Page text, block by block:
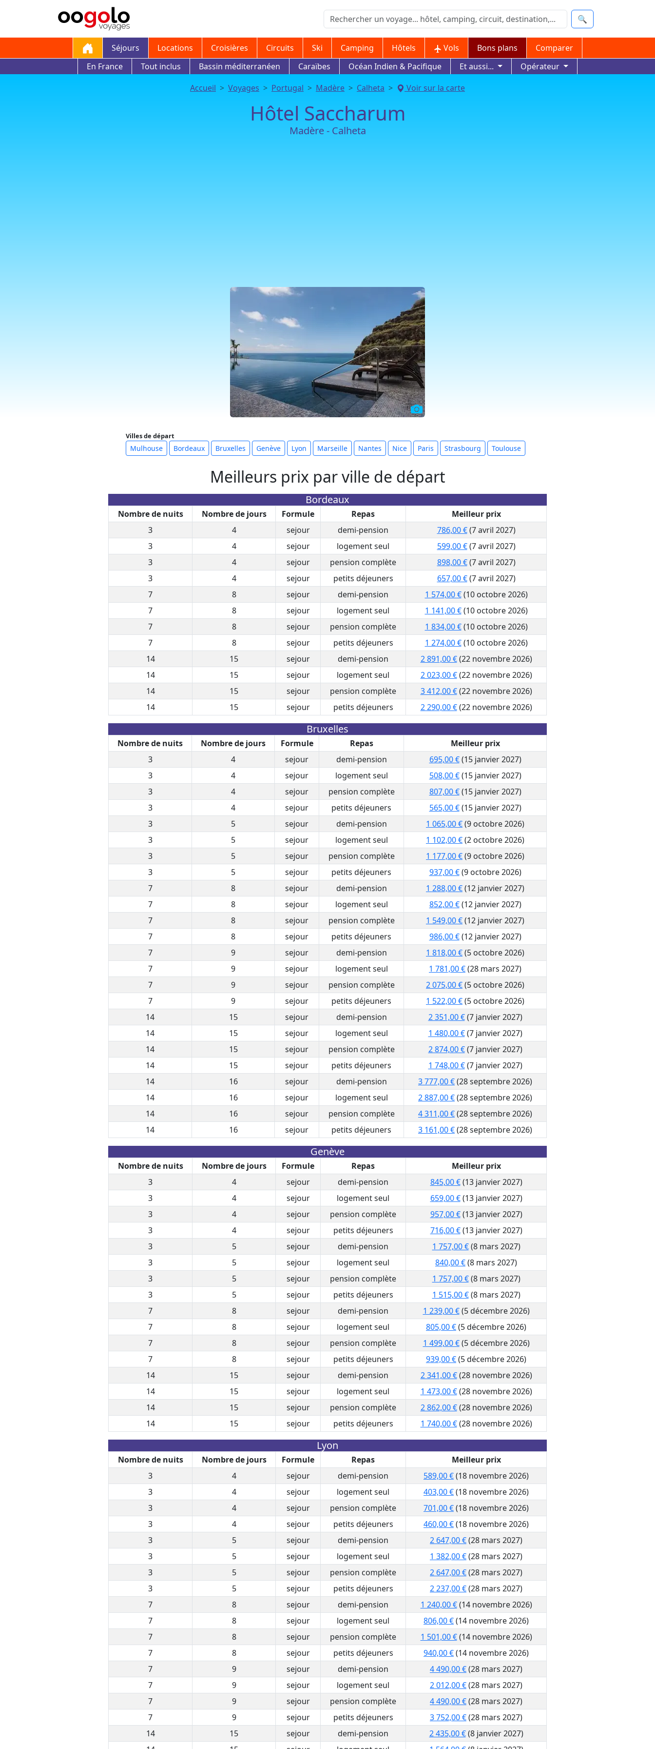
🔍
Séjours Locations Croisières Circuits Ski Camping Hôtels Vols Bons plans
Comparer
En France
Tout inclus Bassin méditerranéen Caraïbes Océan Indien & Pacifique Et aussi...
Opérateur
Accueil
Voyages Portugal Madère Calheta Voir sur la carte
Hôtel Saccharum
Madère - Calheta
Villes de départ
Mulhouse Bordeaux Bruxelles Genève Lyon Marseille Nantes Nice Paris Strasbourg Toulouse
Meilleurs prix par ville de départ
Bordeaux
Nombre de nuits Nombre de jours Formule Repas
Meilleur prix
3
4 sejour demi-pension 786,00 €(7 avril 2027)
3
4 sejour logement seul 599,00 €(7 avril 2027)
3
4 sejour pension complète 898,00 €(7 avril 2027)
3
4 sejour petits déjeuners 657,00 €(7 avril 2027)
7
8 sejour demi-pension 1 574,00 €(10 octobre 2026)
7
8 sejour logement seul 1 141,00 €(10 octobre 2026)
7
8 sejour pension complète 1 834,00 €(10 octobre 2026)
7
8 sejour petits déjeuners 1 274,00 €(10 octobre 2026)
14
15 sejour demi-pension 2 891,00 €(22 novembre 2026)
14
15 sejour logement seul 2 023,00 €(22 novembre 2026)
14
15 sejour pension complète 3 412,00 €(22 novembre 2026)
14
15 sejour petits déjeuners 2 290,00 €(22 novembre 2026)
Bruxelles
Nombre de nuits Nombre de jours Formule Repas
Meilleur prix
3
4 sejour demi-pension 695,00 €(15 janvier 2027)
3
4 sejour logement seul 508,00 €(15 janvier 2027)
3
4 sejour pension complète 807,00 €(15 janvier 2027)
3
4 sejour petits déjeuners 565,00 €(15 janvier 2027)
3
5 sejour demi-pension 1 065,00 €(9 octobre 2026)
3
5 sejour logement seul 1 102,00 €(2 octobre 2026)
3
5 sejour pension complète 1 177,00 €(9 octobre 2026)
3
5 sejour petits déjeuners 937,00 €(9 octobre 2026)
7
8 sejour demi-pension 1 288,00 €(12 janvier 2027)
7
8 sejour logement seul 852,00 €(12 janvier 2027)
7
8 sejour pension complète 1 549,00 €(12 janvier 2027)
7
8 sejour petits déjeuners 986,00 €(12 janvier 2027)
7
9 sejour demi-pension 1 818,00 €(5 octobre 2026)
7
9 sejour logement seul 1 781,00 €(28 mars 2027)
7
9 sejour pension complète 2 075,00 €(5 octobre 2026)
7
9 sejour petits déjeuners 1 522,00 €(5 octobre 2026)
14
15 sejour demi-pension 2 351,00 €(7 janvier 2027)
14
15 sejour logement seul 1 480,00 €(7 janvier 2027)
14
15 sejour pension complète 2 874,00 €(7 janvier 2027)
14
15 sejour petits déjeuners 1 748,00 €(7 janvier 2027)
14
16 sejour demi-pension 3 777,00 €(28 septembre 2026)
14
16 sejour logement seul 2 887,00 €(28 septembre 2026)
14
16 sejour pension complète 4 311,00 €(28 septembre 2026)
14
16 sejour petits déjeuners 3 161,00 €(28 septembre 2026)
Genève
Nombre de nuits Nombre de jours Formule Repas
Meilleur prix
3
4 sejour demi-pension 845,00 €(13 janvier 2027)
3
4 sejour logement seul 659,00 €(13 janvier 2027)
3
4 sejour pension complète 957,00 €(13 janvier 2027)
3
4 sejour petits déjeuners 716,00 €(13 janvier 2027)
3
5 sejour demi-pension 1 757,00 €(8 mars 2027)
3
5 sejour logement seul 840,00 €(8 mars 2027)
3
5 sejour pension complète 1 757,00 €(8 mars 2027)
3
5 sejour petits déjeuners 1 515,00 €(8 mars 2027)
7
8 sejour demi-pension 1 239,00 €(5 décembre 2026)
7
8 sejour logement seul 805,00 €(5 décembre 2026)
7
8 sejour pension complète 1 499,00 €(5 décembre 2026)
7
8 sejour petits déjeuners 939,00 €(5 décembre 2026)
14
15 sejour demi-pension 2 341,00 €(28 novembre 2026)
14
15 sejour logement seul 1 473,00 €(28 novembre 2026)
14
15 sejour pension complète 2 862,00 €(28 novembre 2026)
14
15 sejour petits déjeuners 1 740,00 €(28 novembre 2026)
Lyon
Nombre de nuits Nombre de jours Formule Repas
Meilleur prix
3
4 sejour demi-pension 589,00 €(18 novembre 2026)
3
4 sejour logement seul 403,00 €(18 novembre 2026)
3
4 sejour pension complète 701,00 €(18 novembre 2026)
3
4 sejour petits déjeuners 460,00 €(18 novembre 2026)
3
5 sejour demi-pension 2 647,00 €(28 mars 2027)
3
5 sejour logement seul 1 382,00 €(28 mars 2027)
3
5 sejour pension complète 2 647,00 €(28 mars 2027)
3
5 sejour petits déjeuners 2 237,00 €(28 mars 2027)
7
8 sejour demi-pension 1 240,00 €(14 novembre 2026)
7
8 sejour logement seul 806,00 €(14 novembre 2026)
7
8 sejour pension complète 1 501,00 €(14 novembre 2026)
7
8 sejour petits déjeuners 940,00 €(14 novembre 2026)
7
9 sejour demi-pension 4 490,00 €(28 mars 2027)
7
9 sejour logement seul 2 012,00 €(28 mars 2027)
7
9 sejour pension complète 4 490,00 €(28 mars 2027)
7
9 sejour petits déjeuners 3 752,00 €(28 mars 2027)
14
15 sejour demi-pension 2 435,00 €(8 janvier 2027)